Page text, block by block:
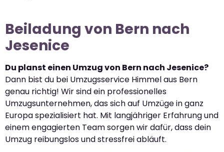
Beiladung von Bern nach
Jesenice
Du planst einen Umzug von Bern nach Jesenice?
Dann bist du bei Umzugsservice Himmel aus Bern
genau richtig! Wir sind ein professionelles
Umzugsunternehmen, das sich auf Umzüge in ganz
Europa spezialisiert hat. Mit langjähriger Erfahrung und
einem engagierten Team sorgen wir dafür, dass dein
Umzug reibungslos und stressfrei abläuft.